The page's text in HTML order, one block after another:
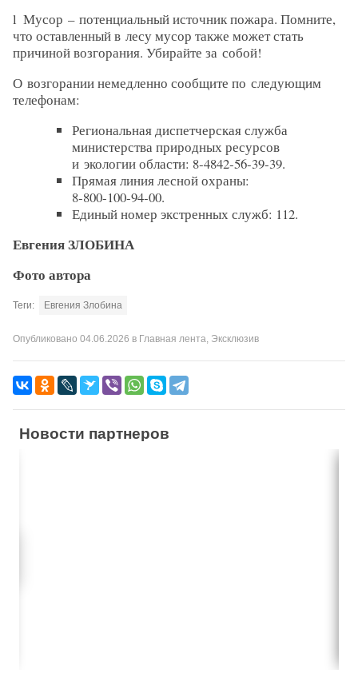
l Мусор – ​потенциальный источник пожара. Помните,
что оставленный в лесу мусор также может стать
причиной возгорания. Убирайте за собой!
О возгорании немедленно сообщите по следующим
телефонам:
Региональная диспетчерская служба
министерства природных ресурсов
и экологии области: 8‑4842‑56‑39‑39.
Прямая линия лесной охраны:
8‑800‑100‑94‑00.
Единый номер экстренных служб: 112.
Евгения ЗЛОБИНА
Фото автора
Теги: Евгения Злобина
Опубликовано 04.06.2026 в Главная лента, Эксклюзив
Новости партнеров